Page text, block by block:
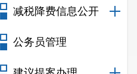
减税降费信息公开
公务员管理